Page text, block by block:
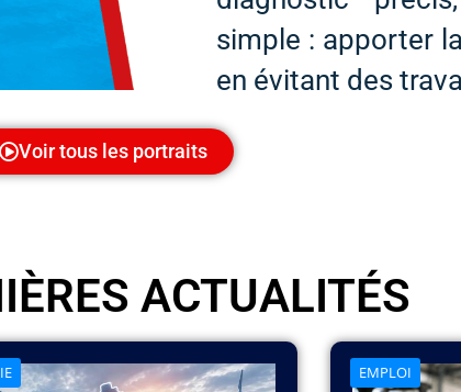
simple : apporter
en évitant des
Voir tous les portraits
ACTUALITÉS
EMPLOI